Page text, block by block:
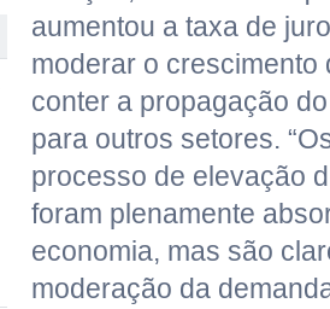
aumentou a taxa de
moderar o crescimento
conter a propagação
para outros setores.
processo de elevação
foram plenamente
economia, mas são
moderação da